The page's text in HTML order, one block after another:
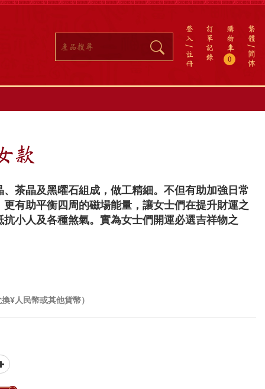
繁
體
简
体
購
物
車
0
訂
單
記
錄
登
入
註
冊
款
茶晶及黑曜石組成，做工精細。不但有助加強日常
有助平衡四周的磁場能量，讓女士們在提升財運之
小人及各種煞氣。實為女士們開運必選吉祥物之
¥人民幣或其他貨幣）